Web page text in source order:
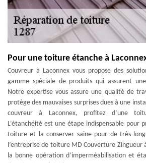
Pour une toiture étanche à
Couvreur à Laconnex vous propose des
gamme spéciale de produits qui assurent
Notre expertise vous assure une qualité de
protège des mauvaises surprises dues à une
couvreur à Laconnex, profitez d’une
L’étanchéité est une étape indispensable pour
toiture et la conserver saine pour de très
l’entreprise de toiture MD Couverture Zingueur
la bonne opération d’imperméabilisation et